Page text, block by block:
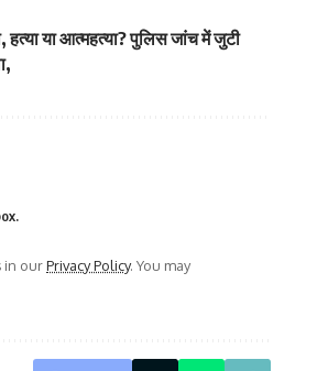
हत्या या आत्महत्या? पुलिस जांच में जुटी
in ourPrivacy Policy. You may